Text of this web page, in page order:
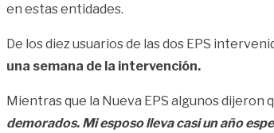
en estas entidades.
De los diez usuarios de las dos EPS
una semana de la intervención.
Mientras que la Nueva EPS algunos dijeron
demorados. Mi esposo lleva casi un año